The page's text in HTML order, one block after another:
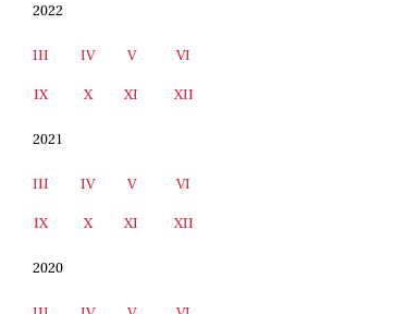
2022
III IV V VI
IX X XI XII
2021
III IV V VI
IX X XI XII
2020